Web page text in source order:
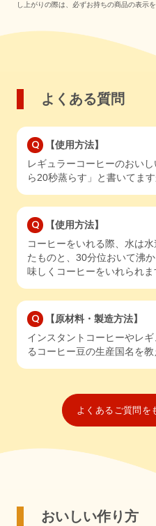
し上がりの際は、必ずお持ちの商品の表示を
よくある質問
【使用方法】
レギュラーコーヒーのおい
ら20秒蒸らす」と書いてます
【使用方法】
コーヒーをいれる際、水は
たものと、30分位おいて沸
味しくコーヒーをいれられま
【原材料・製造方法】
インスタントコーヒーやレ
るコーヒー豆の生産国名を教
よくあるご質問を
おいしい作り方